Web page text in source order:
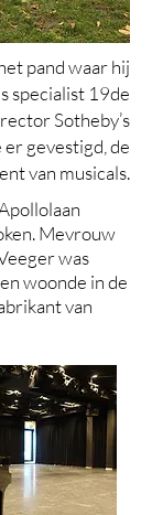
pand waar hij
specialist 19de
Sotheby’s
gevestigd, de
van musicals.
Mevrouw
was
woonde in de
van